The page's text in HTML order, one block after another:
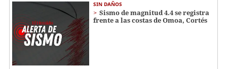
SIN DAÑOS
Sismo de magnitud 4.4 se registra
frente a las costas de Omoa, Cortés